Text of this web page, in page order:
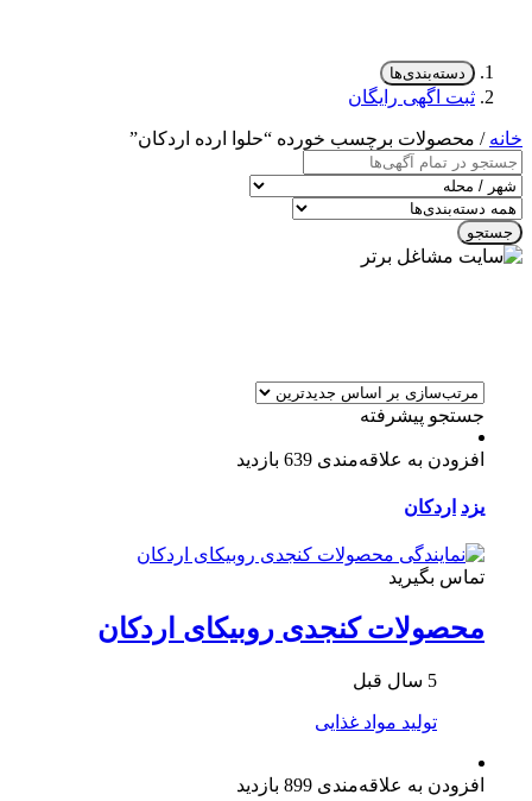
دسته‌بندی‌ها
ثبت اگهی رایگان
خانه / محصولات برچسب خورده “حلوا ارده اردکان”
جستجو
جستجو پیشرفته
افزودن به علاقه‌مندی 639 بازدید
یزد اردکان
تماس بگیرید
محصولات کنجدی روبیکای اردکان
5 سال قبل
تولید مواد غذایی
افزودن به علاقه‌مندی 899 بازدید